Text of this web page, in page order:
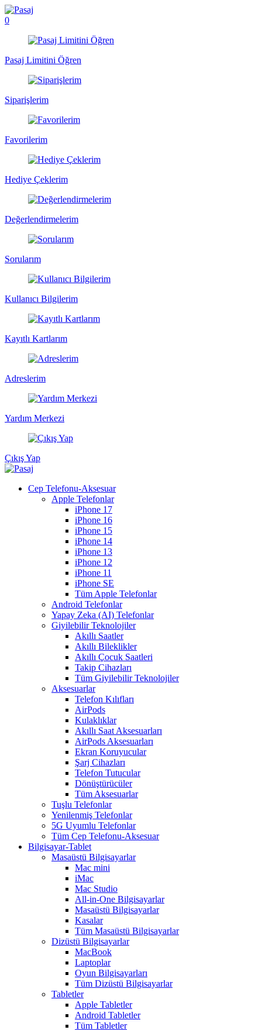
0
Pasaj Limitini Öğren
Siparişlerim
Favorilerim
Hediye Çeklerim
Değerlendirmelerim
Sorularım
Kullanıcı Bilgilerim
Kayıtlı Kartlarım
Adreslerim
Yardım Merkezi
Çıkış Yap
Cep Telefonu-Aksesuar
Apple Telefonlar
iPhone 17
iPhone 16
iPhone 15
iPhone 14
iPhone 13
iPhone 12
iPhone 11
iPhone SE
Tüm Apple Telefonlar
Android Telefonlar
Yapay Zeka (AI) Telefonlar
Giyilebilir Teknolojiler
Akıllı Saatler
Akıllı Bileklikler
Akıllı Çocuk Saatleri
Takip Cihazları
Tüm Giyilebilir Teknolojiler
Aksesuarlar
Telefon Kılıfları
AirPods
Kulaklıklar
Akıllı Saat Aksesuarları
AirPods Aksesuarları
Ekran Koruyucular
Şarj Cihazları
Telefon Tutucular
Dönüştürücüler
Tüm Aksesuarlar
Tuşlu Telefonlar
Yenilenmiş Telefonlar
5G Uyumlu Telefonlar
Tüm Cep Telefonu-Aksesuar
Bilgisayar-Tablet
Masaüstü Bilgisayarlar
Mac mini
iMac
Mac Studio
All-in-One Bilgisayarlar
Masaüstü Bilgisayarlar
Kasalar
Tüm Masaüstü Bilgisayarlar
Dizüstü Bilgisayarlar
MacBook
Laptoplar
Oyun Bilgisayarları
Tüm Dizüstü Bilgisayarlar
Tabletler
Apple Tabletler
Android Tabletler
Tüm Tabletler